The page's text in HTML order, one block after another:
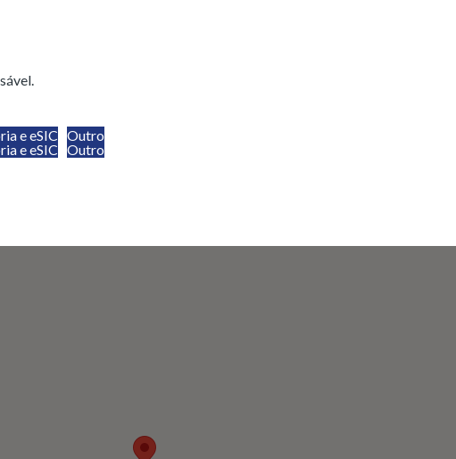
e eSIC Outro
e eSIC Outro